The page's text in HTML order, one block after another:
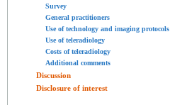
Survey
General practitioners
Use of technology and imaging protocols
Use of teleradiology
Costs of teleradiology
Additional comments
Discussion
Disclosure of interest